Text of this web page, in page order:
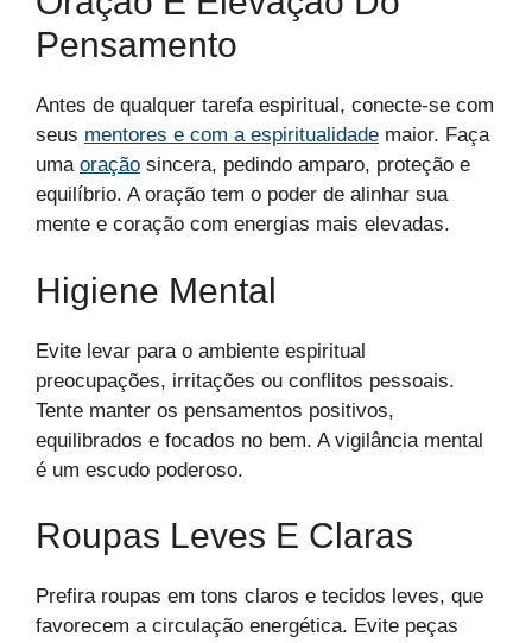
Pensamento
Antes de qualquer tarefa espiritual, conecte-se com
seus mentores e com a espiritualidade maior. Faça
uma oração sincera, pedindo amparo, proteção e
equilíbrio. A oração tem o poder de alinhar sua
mente e coração com energias mais elevadas.
Higiene Mental
Evite levar para o ambiente espiritual
preocupações, irritações ou conflitos pessoais.
Tente manter os pensamentos positivos,
equilibrados e focados no bem. A vigilância mental
é um escudo poderoso.
Roupas Leves E Claras
Prefira roupas em tons claros e tecidos leves, que
favorecem a circulação energética. Evite peças